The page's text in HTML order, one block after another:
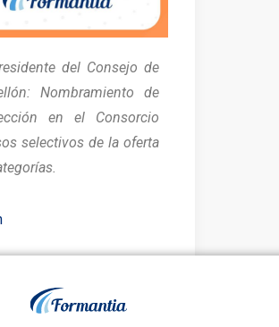
del Consejo de
Nombramiento de
en el Consorcio
selectivos de la oferta